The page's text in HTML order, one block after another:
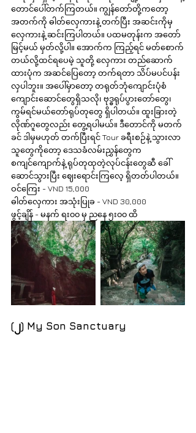
တောင်ပေါ်တက်ကြတယ်။ ကျွန်တော်တို့ကတော့
အတက်ကို ဓါတ်လှေကားနဲ့ တက်ပြီး အဆင်းကိုမှ
လှေကားနဲ့ ဆင်းကြပါတယ်။ ပထမတုန်းက အတော်
မြင့်မယ် မှတ်လို့ပါ။ အောက်က ကြည့်ရင် မတ်စောက်
တယ်လို့ထင်ရပေမဲ့ သူတို့ လှေကား တည်ဆောက်
ထားပုံက အဆင်ပြေတော့ တက်ရတာ သိပ်မပင်ပန်း
လှပါဘူး။ အပေါ်မှာတော့ တရုတ်ဘုံကျောင်းပုံစံ
ကျောင်းဆောင်တွေရှိသလို၊ ဗုဒ္ဓရုပ်ပွားတော်တွေ၊
ကွမ်ရင်မယ်တော်ရုပ်တုတွေ ရှိပါတယ်။ ထူးခြားတဲ့
လိုဏ်ဂူတွေလည်း တွေ့ရပါမယ်။ ဒီတောင်ကို မတက်
ခင် ဒါမှမဟုတ် တက်ပြီးရင် Tour ခရီးစဉ်နဲ့ သွားလာ
သူတွေကိုတော့ ဒေသခံလမ်းညွှန်တွေက
စကျင်ကျောက်နဲ့ ရုပ်တုထုတဲ့လုပ်ငန်းတွေဆီ ခေါ်
ဆောင်သွားပြီး ဈေးရောင်းကြလေ့ ရှိတတ်ပါတယ်။
ဝင်ကြေး - VND 15,000
ဓါတ်လှေကား အသုံးပြုခ - VND 30,000
ဖွင့်ချိန် - မနက် ရး၀၀ မှ ညနေ ၅း၀၀ ထိ
(၂) My Son Sanctuary